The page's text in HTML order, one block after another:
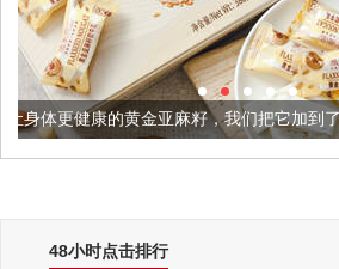
麻籽，我们把它加到了牛轧糖里
48小时点击排行